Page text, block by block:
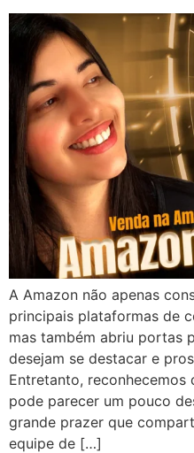
A Amazon não apenas
principais plataformas de
mas também abriu portas
desejam se destacar e
Entretanto,
pode parecer um pouco
grande prazer que
equipe de […]